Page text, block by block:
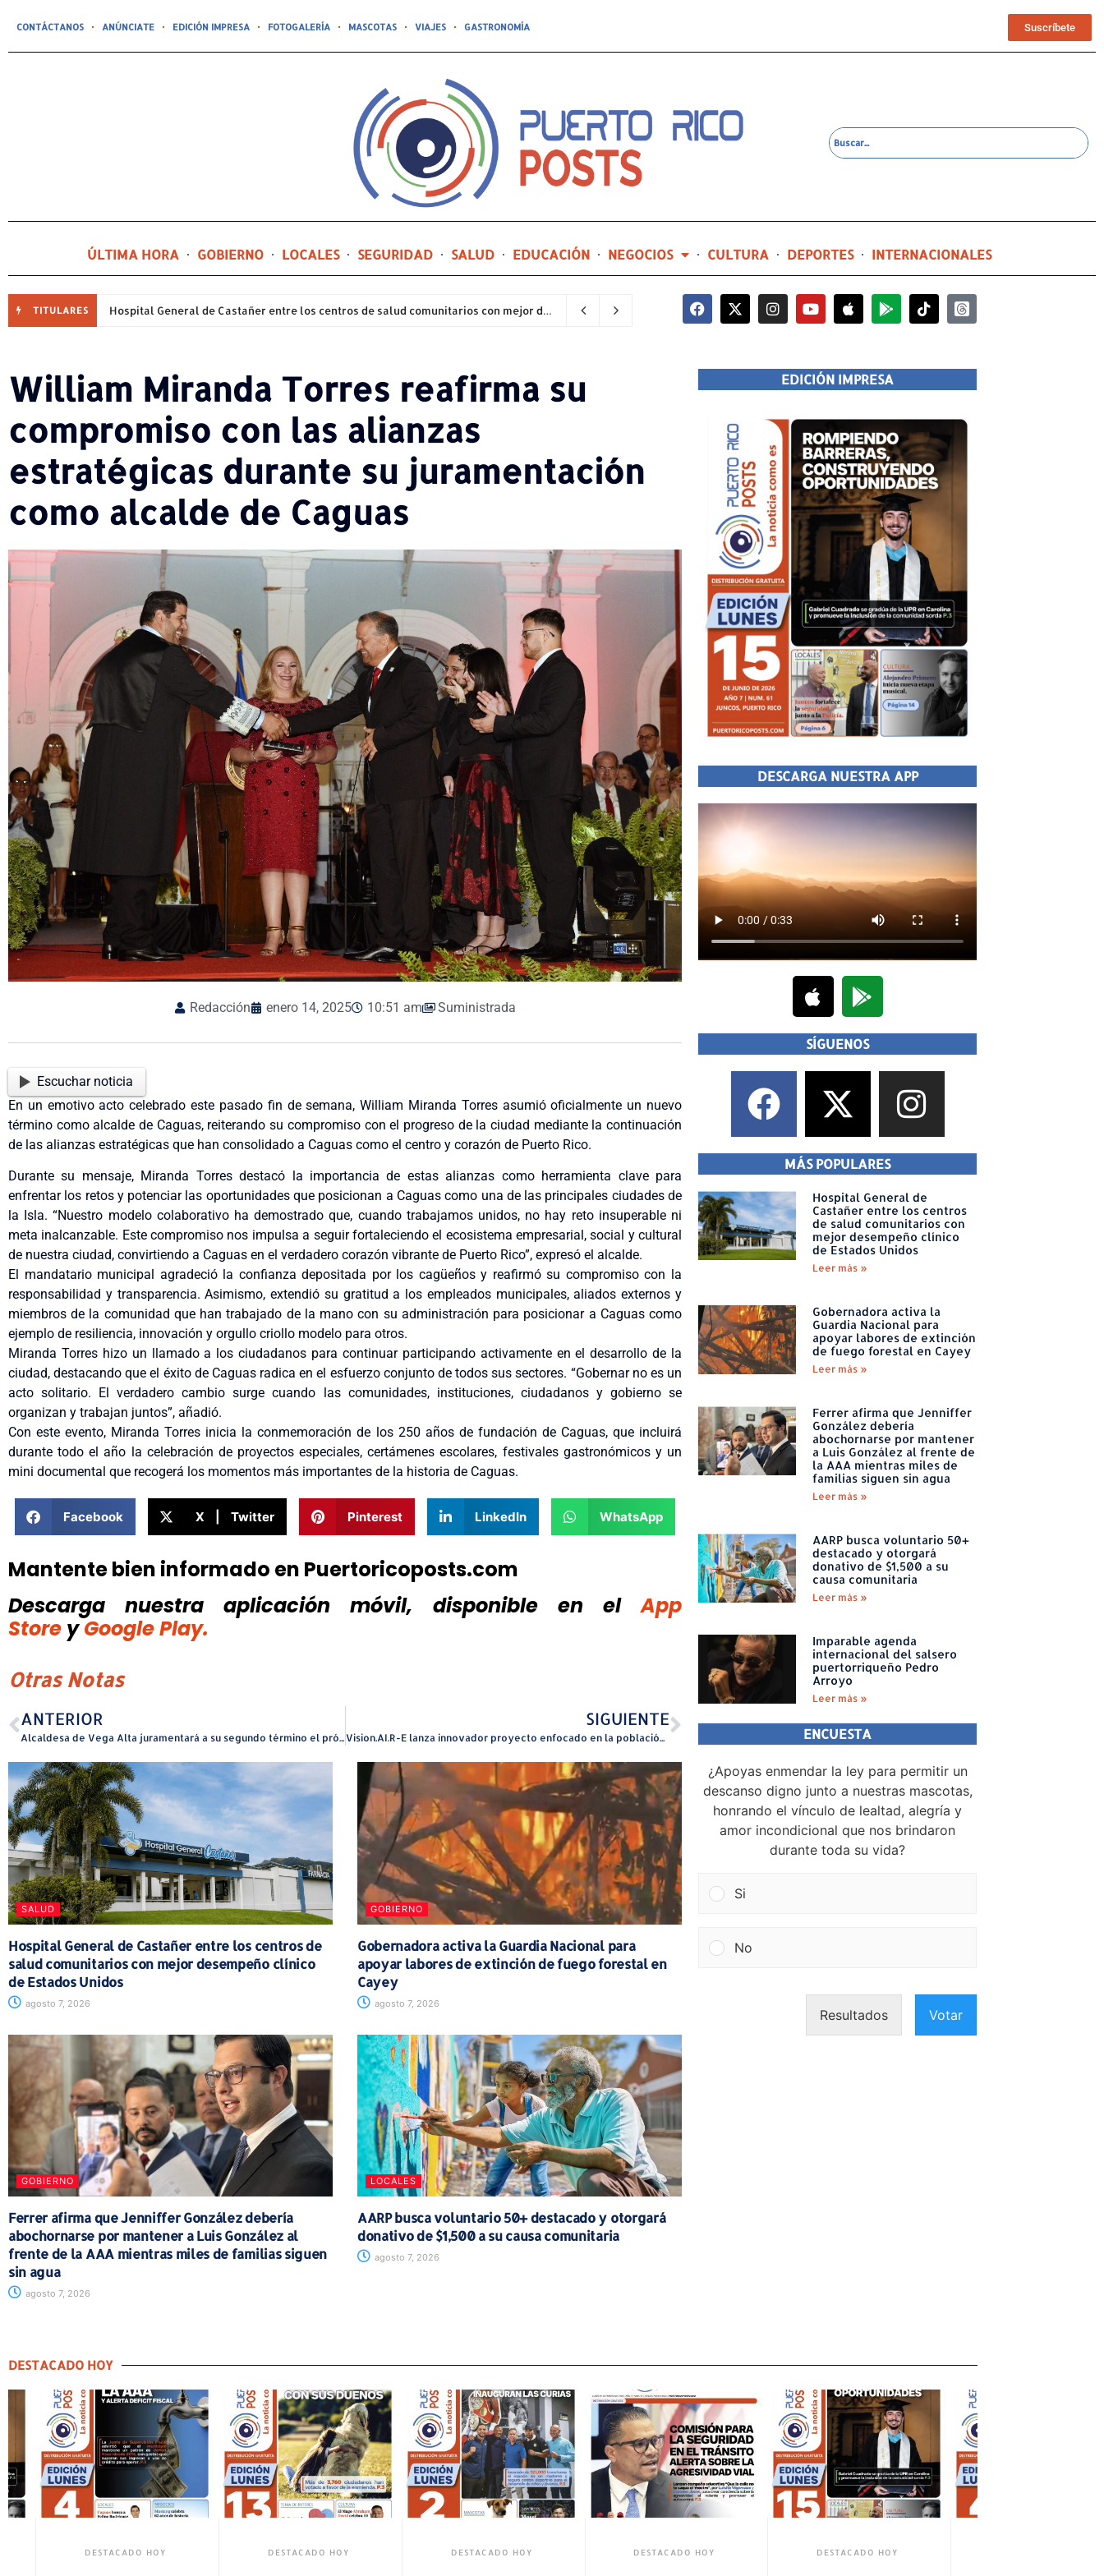
CONTÁCTANOS ANÚNCIATE EDICIÓN IMPRESA FOTOGALERÍA MASCOTAS VIAJES GASTRONOMÍA Suscríbete
ÚLTIMA HORA GOBIERNO LOCALES SEGURIDAD SALUD EDUCACIÓN NEGOCIOS CULTURA DEPORTES INTERNACIONALES
TITULARES Hospital General de Castañer entre los centros de salud comunitarios con mejor desempeño clínico de Estados Unidos 12 horas ago
William Miranda Torres reafirma su
compromiso con las alianzas
estratégicas durante su juramentación
como alcalde de Caguas
Redacción enero 14, 2025 10:51 am Suministrada
Escuchar noticia
En un emotivo acto celebrado este pasado fin de semana, William Miranda Torres asumió oficialmente un nuevo
término como alcalde de Caguas, reiterando su compromiso con el progreso de la ciudad mediante la continuación
de las alianzas estratégicas que han consolidado a Caguas como el centro y corazón de Puerto Rico.
Durante su mensaje, Miranda Torres destacó la importancia de estas alianzas como herramienta clave para
enfrentar los retos y potenciar las oportunidades que posicionan a Caguas como una de las principales ciudades de
la Isla. “Nuestro modelo colaborativo ha demostrado que, cuando trabajamos unidos, no hay reto insuperable ni
meta inalcanzable. Este compromiso nos impulsa a seguir fortaleciendo el ecosistema empresarial, social y cultural
de nuestra ciudad, convirtiendo a Caguas en el verdadero corazón vibrante de Puerto Rico”, expresó el alcalde.
El mandatario municipal agradeció la confianza depositada por los cagüeños y reafirmó su compromiso con la
responsabilidad y transparencia. Asimismo, extendió su gratitud a los empleados municipales, aliados externos y
miembros de la comunidad que han trabajado de la mano con su administración para posicionar a Caguas como
ejemplo de resiliencia, innovación y orgullo criollo modelo para otros.
Miranda Torres hizo un llamado a los ciudadanos para continuar participando activamente en el desarrollo de la
ciudad, destacando que el éxito de Caguas radica en el esfuerzo conjunto de todos sus sectores. “Gobernar no es un
acto solitario. El verdadero cambio surge cuando las comunidades, instituciones, ciudadanos y gobierno se
organizan y trabajan juntos”, añadió.
Con este evento, Miranda Torres inicia la conmemoración de los 250 años de fundación de Caguas, que incluirá
durante todo el año la celebración de proyectos especiales, certámenes escolares, festivales gastronómicos y un
mini documental que recogerá los momentos más importantes de la historia de Caguas.
Facebook X | Twitter Pinterest LinkedIn WhatsApp
Mantente bien informado en Puertoricoposts.com
Descarga nuestra aplicación móvil, disponible
en el
App
Store y Google Play.
Otras Notas
ANTERIOR
Alcaldesa de Vega Alta juramentará a su segundo término el próximo jueves 16
SIGUIENTE
Vision.AI.R-E lanza innovador proyecto enfocado en la población de Adultos Mayores
SALUD
Hospital General de Castañer entre los centros de
salud comunitarios con mejor desempeño clínico
de Estados Unidos
agosto 7, 2026
GOBIERNO
Gobernadora activa la Guardia Nacional para
apoyar labores de extinción de fuego forestal en
Cayey
agosto 7, 2026
GOBIERNO
Ferrer afirma que Jenniffer González debería
abochornarse por mantener a Luis González al
frente de la AAA mientras miles de familias siguen
sin agua
agosto 7, 2026
LOCALES
AARP busca voluntario 50+ destacado y otorgará
donativo de $1,500 a su causa comunitaria
agosto 7, 2026
EDICIÓN IMPRESA
DESCARGA NUESTRA APP
SÍGUENOS
MÁS POPULARES
Hospital General de
Castañer entre los centros
de salud comunitarios con
mejor desempeño clínico
de Estados Unidos
Leer más »
Gobernadora activa la
Guardia Nacional para
apoyar labores de extinción
de fuego forestal en Cayey
Leer más »
Ferrer afirma que Jenniffer
González debería
abochornarse por mantener
a Luis González al frente de
la AAA mientras miles de
familias siguen sin agua
Leer más »
AARP busca voluntario 50+
destacado y otorgará
donativo de $1,500 a su
causa comunitaria
Leer más »
Imparable agenda
internacional del salsero
puertorriqueño Pedro
Arroyo
Leer más »
ENCUESTA
¿Apoyas enmendar la ley para permitir un
descanso digno junto a nuestras mascotas,
honrando el vínculo de lealtad, alegría y
amor incondicional que nos brindaron
durante toda su vida?
Si
No
Resultados Votar
DESTACADO HOY
DESTACADO HOY DESTACADO HOY DESTACADO HOY DESTACADO HOY DESTACADO HOY